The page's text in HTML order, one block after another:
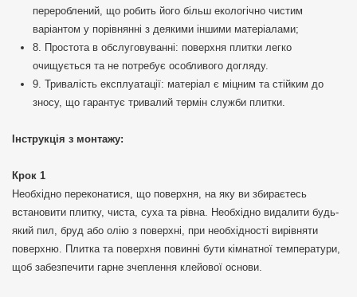
перероблений, що робить його більш екологічно чистим
варіантом у порівнянні з деякими іншими матеріалами;
8. Простота в обслуговуванні: поверхня плитки легко
очищується та не потребує особливого догляду.
9. Тривалість експлуатації: матеріал є міцним та стійким до
зносу, що гарантує тривалий термін служби плитки.
Інструкція з монтажу:
Крок 1
Необхідно переконатися, що поверхня, на яку ви збираєтесь
встановити плитку, чиста, суха та рівна. Необхідно видалити будь-
який пил, бруд або олію з поверхні, при необхідності вирівняти
поверхню. Плитка та поверхня повинні бути кімнатної температури,
щоб забезпечити гарне зчеплення клейової основи.